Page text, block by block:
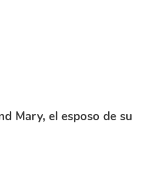
Mary, el esposo de su